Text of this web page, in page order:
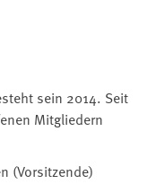
sein 2014. Seit
Mitgliedern
(Vorsitzende)